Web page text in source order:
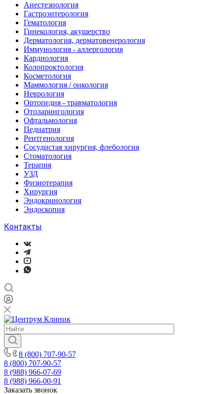
Анестезиология
Гастроэнтерология
Гематология
Гинекология, акушерство
Дерматология, дерматовенерология
Иммунология - аллергология
Кардиология
Колопроктология
Косметология
Маммология / онкология
Неврология
Ортопедия - травматология
Отоларингология
Офтальмология
Педиатрия
Рентгенология
Сосудистая хирургия, флебология
Стоматология
Терапия
УЗД
Физиотерапия
Хирургия
Эндокринология
Эндоскопия
Контакты
8 (800) 707-90-57
8 (800) 707-90-57
8 (988) 966-07-69
8 (988) 966-00-91
Заказать звонок